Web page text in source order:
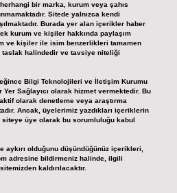
bir marka, kurum veya şahıs
Sitede yalnızca kendi
Burada yer alan içerikler haber
kurum ve kişiler hakkında paylaşım
ve kişiler ile isim benzerlikleri tamamen
halindedir ve tavsiye niteliği
Bilgi Teknolojileri ve İletişim Kurumu
Yer Sağlayıcı olarak hizmet vermektedir. Bu
olarak denetleme veya araştırma
Ancak, üyelerimiz yazdıkları içeriklerin
üye olarak bu sorumluluğu kabul
aykırı olduğunu düşündüğünüz içerikleri,
adresine bildirmeniz halinde, ilgili
kaldırılacaktır.